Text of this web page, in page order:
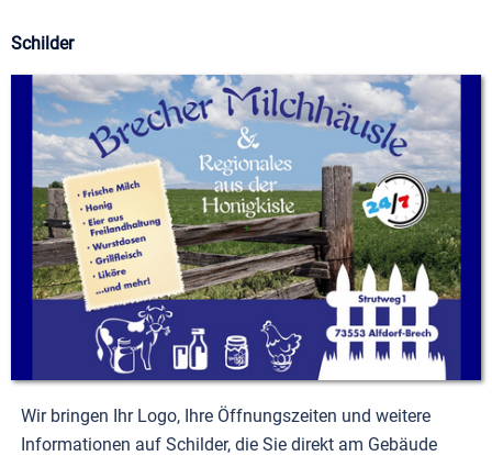
Schilder
Wir bringen Ihr Logo, Ihre Öffnungszeiten und weitere
Informationen auf Schilder, die Sie direkt am Gebäude